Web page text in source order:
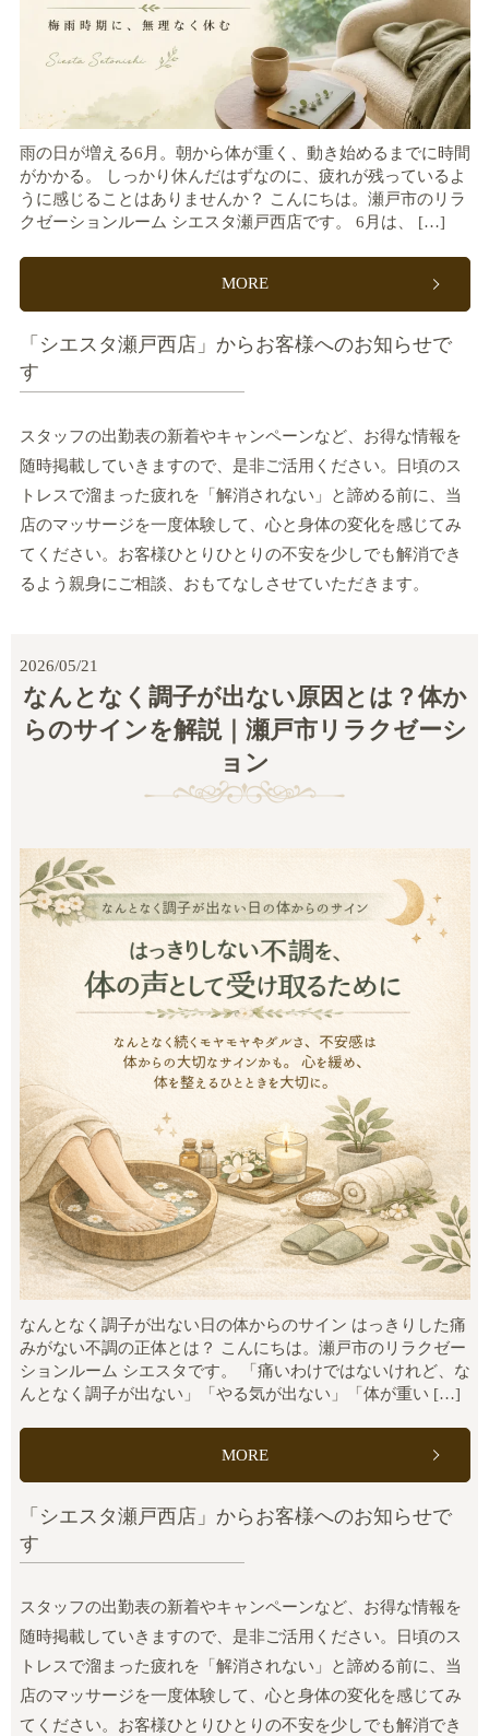
雨の日が増える6月。朝から体が重く、動き始めるまでに時間
がかかる。 しっかり休んだはずなのに、疲れが残っているよ
うに感じることはありませんか？ こんにちは。瀬戸市のリラ
クゼーションルーム シエスタ瀬戸西店です。 6月は、 […]
MORE
「シエスタ瀬戸西店」からお客様へのお知らせで
す
スタッフの出勤表の新着やキャンペーンなど、お得な情報を
随時掲載していきますので、是非ご活用ください。日頃のス
トレスで溜まった疲れを「解消されない」と諦める前に、当
店のマッサージを一度体験して、心と身体の変化を感じてみ
てください。お客様ひとりひとりの不安を少しでも解消でき
るよう親身にご相談、おもてなしさせていただきます。
2026/05/21
なんとなく調子が出ない原因とは？体か
らのサインを解説｜瀬戸市リラクゼーシ
ョン
なんとなく調子が出ない日の体からのサイン はっきりした痛
みがない不調の正体とは？ こんにちは。瀬戸市のリラクゼー
ションルーム シエスタです。 「痛いわけではないけれど、な
んとなく調子が出ない」「やる気が出ない」「体が重い […]
MORE
「シエスタ瀬戸西店」からお客様へのお知らせで
す
スタッフの出勤表の新着やキャンペーンなど、お得な情報を
随時掲載していきますので、是非ご活用ください。日頃のス
トレスで溜まった疲れを「解消されない」と諦める前に、当
店のマッサージを一度体験して、心と身体の変化を感じてみ
てください。お客様ひとりひとりの不安を少しでも解消でき